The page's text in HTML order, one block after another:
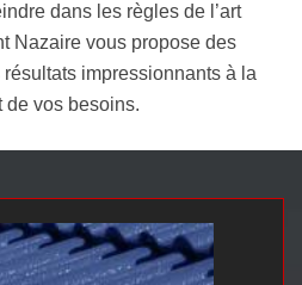
dans les règles de l’art
Nazaire vous propose des
impressionnants à la
de vos besoins.